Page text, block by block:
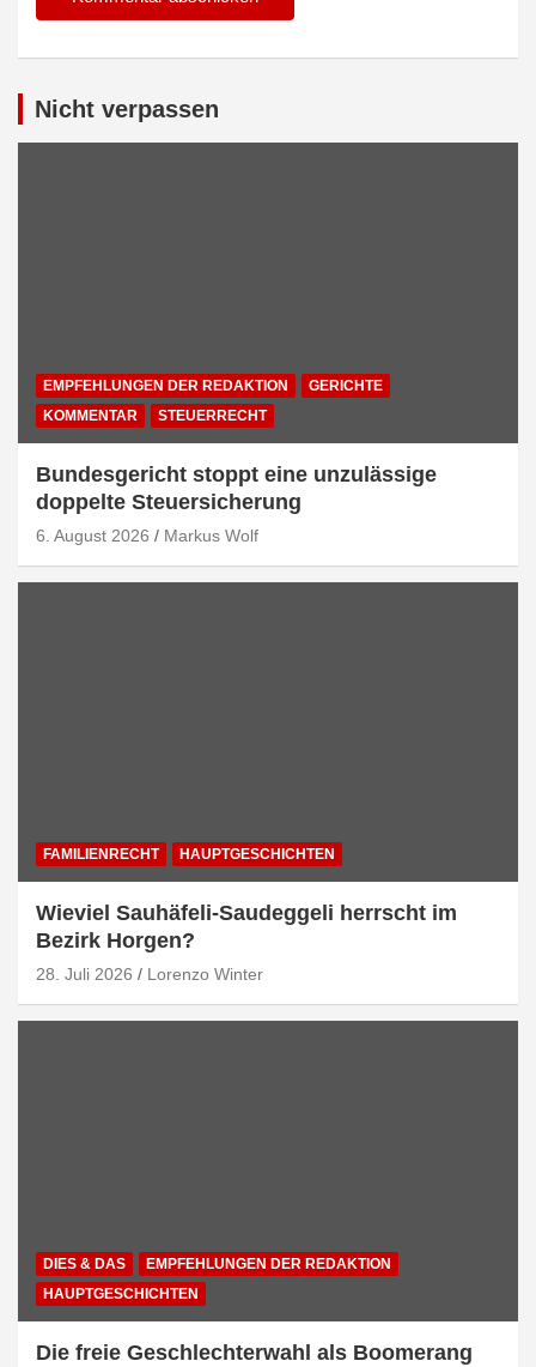
Nicht verpassen
EMPFEHLUNGEN DER REDAKTION
GERICHTE
KOMMENTAR
STEUERRECHT
Bundesgericht stoppt eine unzulässige
doppelte Steuersicherung
6. August 2026 Markus Wolf
FAMILIENRECHT HAUPTGESCHICHTEN
Wieviel Sauhäfeli-Saudeggeli herrscht im
Bezirk Horgen?
28. Juli 2026 Lorenzo Winter
DIES & DAS
EMPFEHLUNGEN DER REDAKTION
HAUPTGESCHICHTEN
Die freie Geschlechterwahl als Boomerang